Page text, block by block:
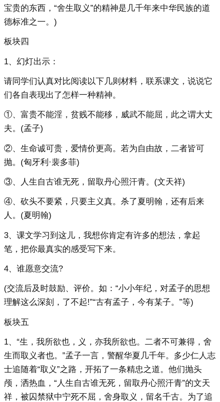
宝贵的东西，“舍生取义”的精神是几千年来中华民族的道
德标准之一。)
板块四
1、幻灯出示：
请同学们认真对比阅读以下几则材料，联系课文，说说它
们各自表现出了怎样一种精神。
①、富贵不能淫，贫贱不能移，威武不能屈，此之谓大丈
夫。(孟子)
②、生命诚可贵，爱情价更高。若为自由故，二者皆可
抛。(匈牙利·裴多菲)
③、人生自古谁无死，留取丹心照汗青。(文天祥)
④、砍头不要紧，只要主义真。杀了夏明翰，还有后来
人。(夏明翰)
3、课文学习到这儿，我想你肯定有许多的想法，拿起
笔，把你最真实的感受写下来。
4、谁愿意交流?
(交流后及时鼓励、评价。如：“小小年纪，对孟子的思想
理解这么深刻，了不起!”“古有孟子，今有某子。”等)
板块五
1、“生，我所欲也，义，亦我所欲也。二者不可兼得，舍
生而取义者也。”孟子一言，警醒华夏几千年。多少仁人志
士追随着“取义”之路，开拓了一条精忠之道。他们抛头
颅，洒热血，“人生自古谁无死，留取丹心照汗青”的文天
祥，被囚禁狱中宁死不屈，舍身取义，留名千古。为了追